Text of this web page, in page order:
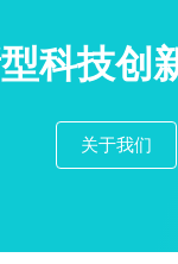
科技创
关于我们